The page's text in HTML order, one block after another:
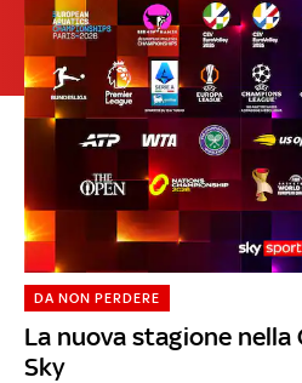
La nuova stagione nella
Sky
DA NON PERDERE